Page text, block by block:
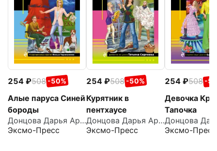
254 508 -50%
Алые паруса Синей
бороды
Донцова Дарья Аркадьевна
Эксмо-Пресс
254 508 -50%
Курятник в
пентхаусе
Донцова Дарья Аркадьевна
Эксмо-Пресс
254 508 -
Девочка
Тапочка
Эксмо-Пресс